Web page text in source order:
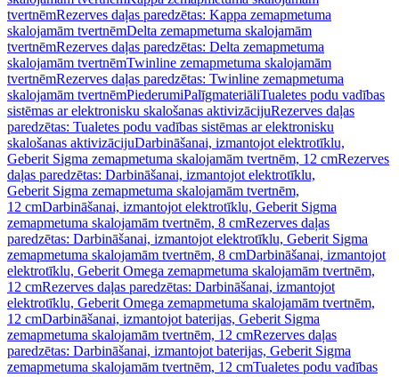
tvertnēmRezerves daļas paredzētas: Kappa zemapmetuma
skalojamām tvertnēmDelta zemapmetuma skalojamām
tvertnēmRezerves daļas paredzētas: Delta zemapmetuma
skalojamām tvertnēmTwinline zemapmetuma skalojamām
tvertnēmRezerves daļas paredzētas: Twinline zemapmetuma
skalojamām tvertnēmPiederumiPalīgmateriāliTualetes podu vadības
sistēmas ar elektronisku skalošanas aktivizācijuRezerves daļas
paredzētas: Tualetes podu vadības sistēmas ar elektronisku
skalošanas aktivizācijuDarbināšanai, izmantojot elektrotīklu,
Geberit Sigma zemapmetuma skalojamām tvertnēm, 12 cmRezerves
daļas paredzētas: Darbināšanai, izmantojot elektrotīklu,
Geberit Sigma zemapmetuma skalojamām tvertnēm,
12 cmDarbināšanai, izmantojot elektrotīklu, Geberit Sigma
zemapmetuma skalojamām tvertnēm, 8 cmRezerves daļas
paredzētas: Darbināšanai, izmantojot elektrotīklu, Geberit Sigma
zemapmetuma skalojamām tvertnēm, 8 cmDarbināšanai, izmantojot
elektrotīklu, Geberit Omega zemapmetuma skalojamām tvertnēm,
12 cmRezerves daļas paredzētas: Darbināšanai, izmantojot
elektrotīklu, Geberit Omega zemapmetuma skalojamām tvertnēm,
12 cmDarbināšanai, izmantojot baterijas, Geberit Sigma
zemapmetuma skalojamām tvertnēm, 12 cmRezerves daļas
paredzētas: Darbināšanai, izmantojot baterijas, Geberit Sigma
zemapmetuma skalojamām tvertnēm, 12 cmTualetes podu vadības